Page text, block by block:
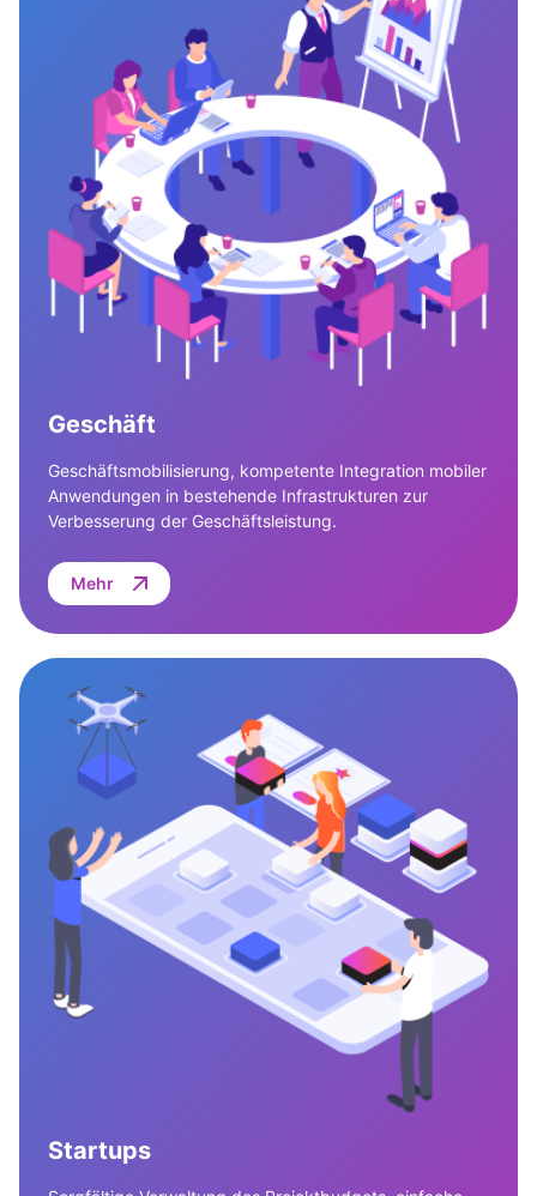
Geschäft
Geschäftsmobilisierung, kompetente Integration mobiler
Anwendungen in bestehende Infrastrukturen zur
Verbesserung der Geschäftsleistung.
Mehr
Startups